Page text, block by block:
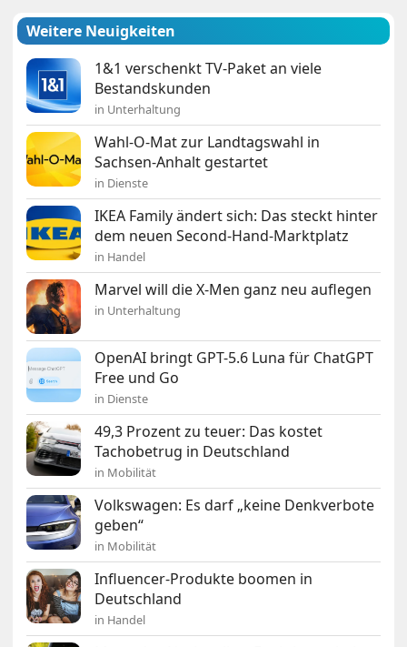
Weitere Neuigkeiten
1&1 verschenkt TV-Paket an viele
Bestandskunden
in Unterhaltung
Wahl-O-Mat zur Landtagswahl in
Sachsen-Anhalt gestartet
in Dienste
IKEA Family ändert sich: Das steckt hinter
dem neuen Second-Hand-Marktplatz
in Handel
Marvel will die X-Men ganz neu auflegen
in Unterhaltung
OpenAI bringt GPT-5.6 Luna für ChatGPT
Free und Go
in Dienste
49,3 Prozent zu teuer: Das kostet
Tachobetrug in Deutschland
in Mobilität
Volkswagen: Es darf „keine Denkverbote
geben“
in Mobilität
Influencer-Produkte boomen in
Deutschland
in Handel